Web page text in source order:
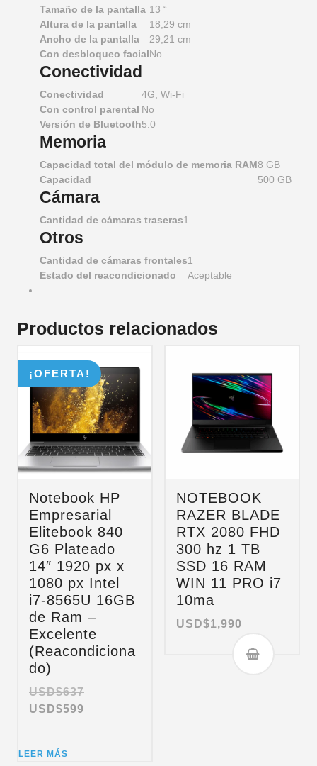
Tamaño de la pantalla 13 “
Altura de la pantalla
18,29 cm
Ancho de la pantalla
29,21 cm
Con desbloqueo facialNo
Conectividad
Conectividad
4G, Wi-Fi
Con control parental No
Versión de Bluetooth5.0
Memoria
Capacidad total del módulo de memoria RAM8 GB
Capacidad
500 GB
Cámara
Cantidad de cámaras traseras1
Otros
Cantidad de cámaras frontales1
Estado del reacondicionado
Aceptable
Productos relacionados
¡OFERTA!
Notebook HP
Empresarial
Elitebook 840
G6 Plateado
14″ 1920 px x
1080 px Intel
i7-8565U 16GB
de Ram –
Excelente
(Reacondiciona
do)
USD$637
USD$599
LEER MÁS
NOTEBOOK
RAZER BLADE
RTX 2080 FHD
300 hz 1 TB
SSD 16 RAM
WIN 11 PRO i7
10ma
USD$1,990